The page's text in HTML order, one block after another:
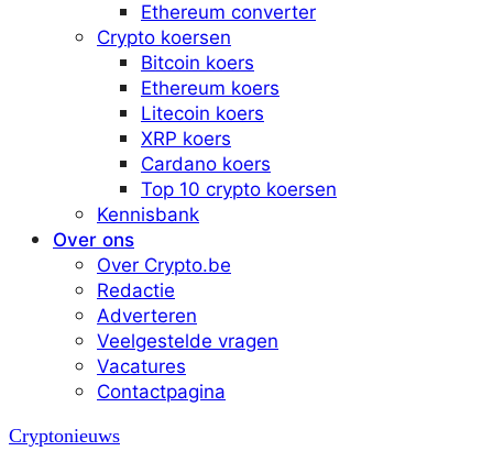
Ethereum converter
Crypto koersen
Bitcoin koers
Ethereum koers
Litecoin koers
XRP koers
Cardano koers
Top 10 crypto koersen
Kennisbank
Over ons
Over Crypto.be
Redactie
Adverteren
Veelgestelde vragen
Vacatures
Contactpagina
Cryptonieuws